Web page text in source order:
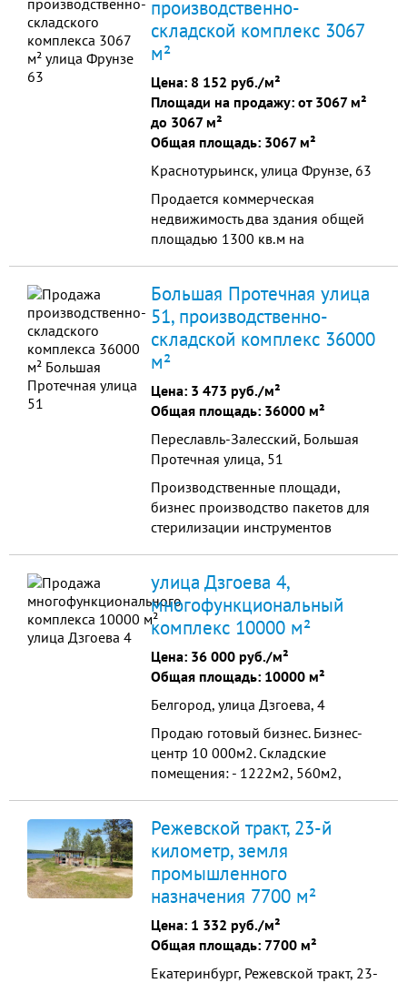
автомобильный и ж/д пандус,
подкрановые пути для 10 т.
кранбалок -открытая
кв.м. с козловым краном 3...
производственно-
складской комплекс 3067
м²
Цена: 8 152 руб./м²
Площади на продажу: от 3067 м²
до 3067 м²
Общая площадь: 3067 м²
Краснотурьинск, улица Фрунзе, 63
Продается коммерческая
недвижимость два здания общей
площадью 1300 кв.м на
парковки перед зданием
площадью 500 кв.м. В зданиях
находится: 1. Основное здание,
производственный цех площадью
поста площадью 200 к...
Большая Протечная улица
51, производственно-
складской комплекс 36000
м²
Цена: 3 473 руб./м²
Общая площадь: 36000 м²
Переславль-Залесский, Большая
Протечная улица, 51
Производственные площади,
бизнес производство пакетов для
стерилизации инструментов
производство фотоконвертов для
фотолабораторий (единственный
производитель в России, услуги
печати офсет( печать рекламы на
лайнерах для Metro Cash & Carry и
других гипермаркетов,
флексографская печать
Бумага,картон
улица Дзгоева 4,
многофункциональный
комплекс 10000 м²
Цена: 36 000 руб./м²
Общая площадь: 10000 м²
Белгород, улица Дзгоева, 4
Продаю готовый бизнес. Бизнес-
центр 10 000м2. Складские
помещения: - 1222м2, 560м2,
Земельный уч. - 3 ГА. Котельная,
скважина - 130м, Ж. Д. тупик - 100м,
Эл. подстанция. Действующий
бизнес, 90 фирм арендаторов.
Режевской тракт, 23-й
километр, земля
промышленного
назначения 7700 м²
Цена: 1 332 руб./м²
Общая площадь: 7700 м²
Екатеринбург, Режевской тракт, 23-